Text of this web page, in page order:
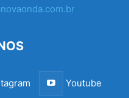
Youtube